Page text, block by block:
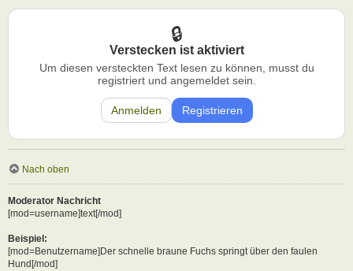
Verstecken ist aktiviert
Um diesen versteckten Text lesen zu können, musst du
registriert und angemeldet sein.
Anmelden Registrieren
Nach oben
Moderator Nachricht
[mod=username]text[/mod]
Beispiel:
[mod=Benutzername]Der schnelle braune Fuchs springt über den faulen
Hund[/mod]